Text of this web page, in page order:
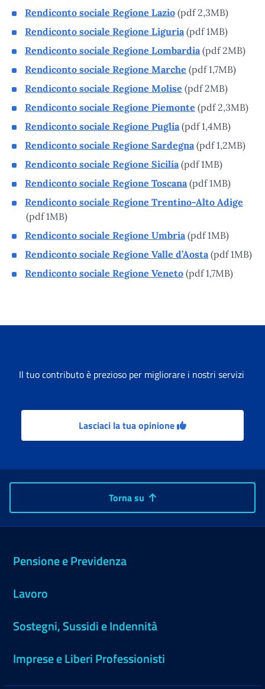
Rendiconto sociale Regione Lazio (pdf 2,3MB)
Rendiconto sociale Regione Liguria (pdf 1MB)
Rendiconto sociale Regione Lombardia (pdf 2MB)
Rendiconto sociale Regione Marche (pdf 1,7MB)
Rendiconto sociale Regione Molise (pdf 2MB)
Rendiconto sociale Regione Piemonte (pdf 2,3MB)
Rendiconto sociale Regione Puglia (pdf 1,4MB)
Rendiconto sociale Regione Sardegna (pdf 1,2MB)
Rendiconto sociale Regione Sicilia (pdf 1MB)
Rendiconto sociale Regione Toscana (pdf 1MB)
Rendiconto sociale Regione Trentino-Alto Adige
(pdf 1MB)
Rendiconto sociale Regione Umbria (pdf 1MB)
Rendiconto sociale Regione Valle d’Aosta (pdf 1MB)
Rendiconto sociale Regione Veneto (pdf 1,7MB)
Il tuo contributo è prezioso per migliorare i nostri servizi
Lasciaci la tua opinione
Torna su
Pensione e Previdenza
Lavoro
Sostegni, Sussidi e Indennità
Imprese e Liberi Professionisti